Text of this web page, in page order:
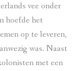
vee onder
hoefde het
op te leveren,
was. Naast
met een